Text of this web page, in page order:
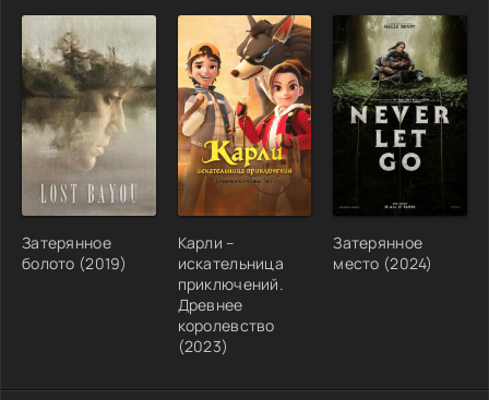
Затерянное
болото (2019)
Карли –
искательница
приключений.
Древнее
королевство
(2023)
Затерянное
место (2024)